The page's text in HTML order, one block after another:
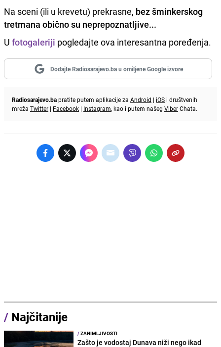
Na sceni (ili u krevetu) prekrasne, bez šminkerskog
tretmana obično su neprepoznatljive...
U fotogaleriji pogledajte ova interesantna poređenja.
Dodajte Radiosarajevo.ba u omiljene Google izvore
Radiosarajevo.bapratite putem aplikacije za Android | iOS i društvenih
mreža Twitter | Facebook | Instagram, kao i putem našeg ViberChata.
/ Najčitanije
/ZANIMLJIVOSTI
Zašto je vodostaj Dunava niži nego ikad